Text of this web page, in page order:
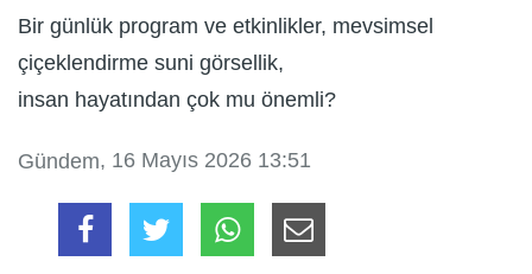
Bir günlük program ve etkinlikler, mevsimsel
çiçeklendirme suni görsellik,
insan hayatından çok mu önemli?
Gündem, 16 Mayıs 2026 13:51